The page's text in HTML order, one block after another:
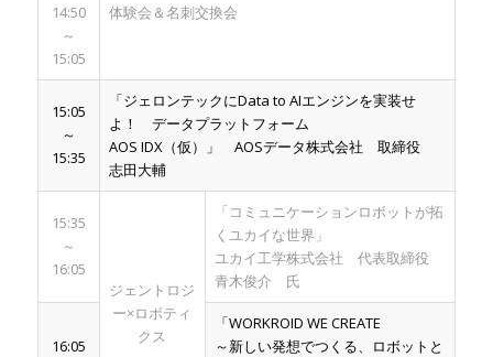
14:50
～
15:05
体験会＆名刺交換会
15:05
～
15:35
「ジェロンテックにData to AIエンジンを実装せ
よ！ データプラットフォーム
AOS IDX（仮）」 AOSデータ株式会社 取締役
志田大輔
15:35
～
16:05
ジェントロジ
ー×ロボティ
クス
「コミュニケーションロボットが拓
くユカイな世界」
ユカイ工学株式会社 代表取締役
青木俊介 氏
16:05
「WORKROID WE CREATE
～新しい発想でつくる、ロボットと